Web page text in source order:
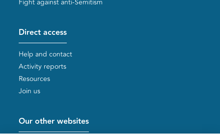
Fight against anti-Semitism
Direct access
Help and contact
Activity reports
Resources
Join us
Our other websites